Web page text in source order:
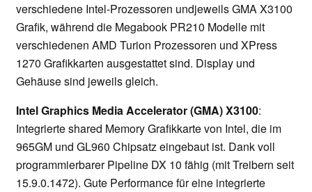
verschiedene Intel-Prozessoren undjeweils GMA X3100
Grafik, während die Megabook PR210 Modelle mit
verschiedenen AMD Turion Prozessoren und XPress
1270 Grafikkarten ausgestattet sind. Display und
Gehäuse sind jeweils gleich.
Intel Graphics Media Accelerator (GMA) X3100:
Integrierte shared Memory Grafikkarte von Intel, die im
965GM und GL960 Chipsatz eingebaut ist. Dank voll
programmierbarer Pipeline DX 10 fähig (mit Treibern seit
15.9.0.1472). Gute Performance für eine integrierte